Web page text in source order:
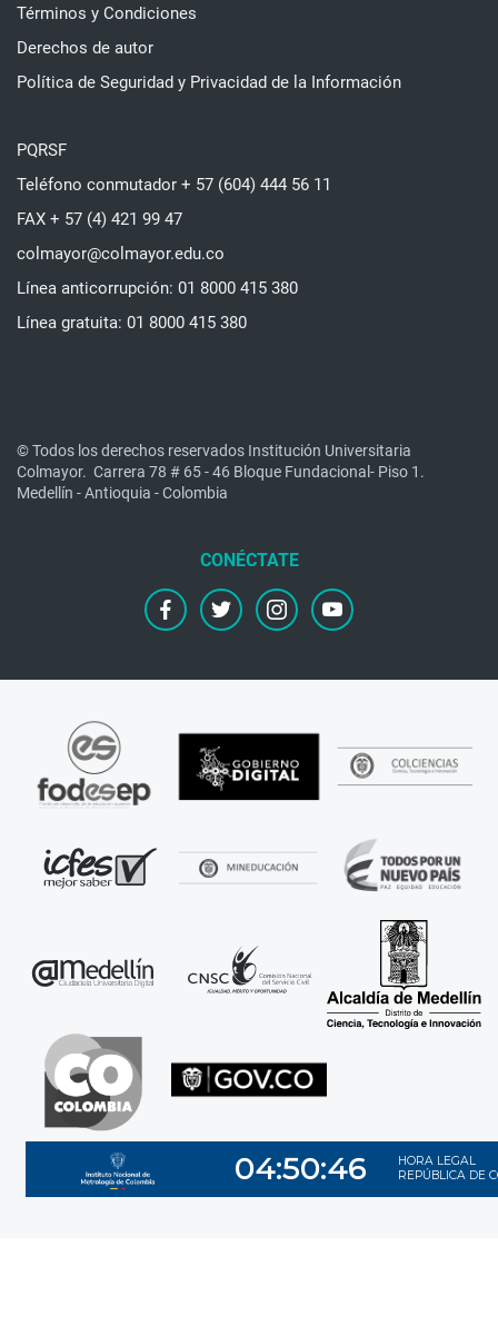
Términos y Condiciones
Derechos de autor
Política de Seguridad y Privacidad de la Información
PQRSF
Teléfono conmutador + 57 (604) 444 56 11
FAX + 57 (4) 421 99 47
colmayor@colmayor.edu.co
Línea anticorrupción: 01 8000 415 380
Línea gratuita: 01 8000 415 380
© Todos los derechos reservados Institución Universitaria
Colmayor. Carrera 78 # 65 - 46 Bloque Fundacional- Piso 1.
Medellín - Antioquia - Colombia
facebooktwitter instagramyoutube